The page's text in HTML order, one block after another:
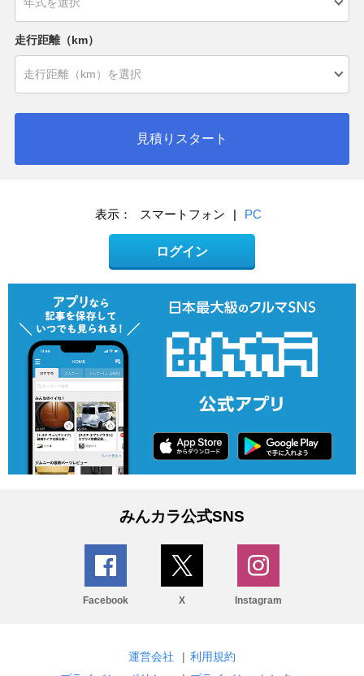
走行距離（km）
見積りスタート
表示： スマートフォン | PC
ログイン
みんカラ公式SNS
Facebook X Instagram
運営会社 | 利用規約